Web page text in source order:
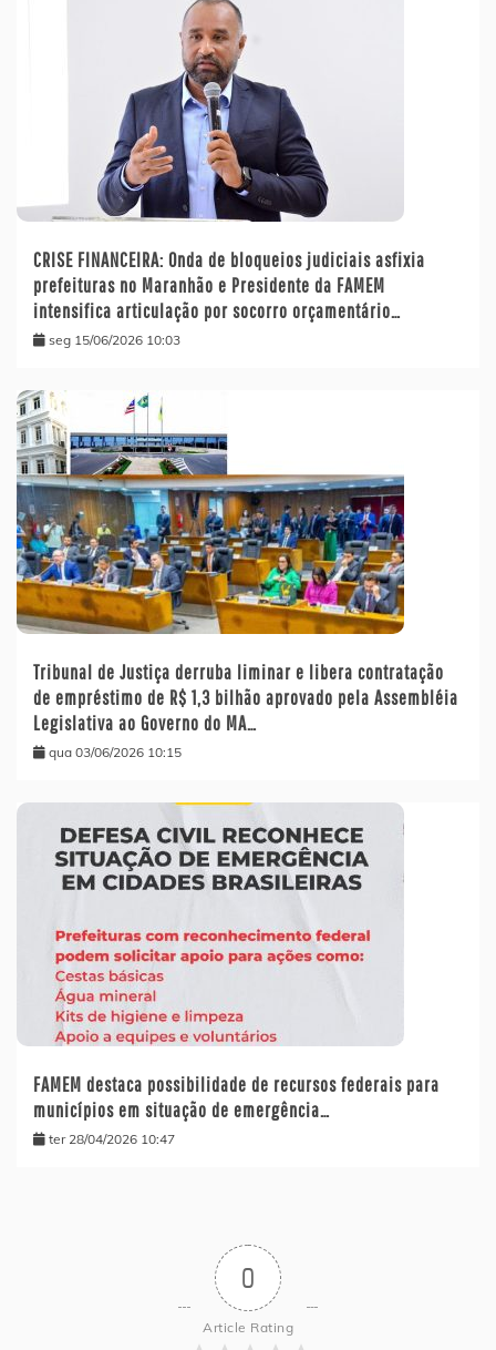
CRISE FINANCEIRA: Onda de bloqueios judiciais asfixia
prefeituras no Maranhão e Presidente da FAMEM
intensifica articulação por socorro orçamentário…
seg 15/06/2026 10:03
Tribunal de Justiça derruba liminar e libera contratação
de empréstimo de R$ 1,3 bilhão aprovado pela Assembléia
Legislativa ao Governo do MA…
qua 03/06/2026 10:15
FAMEM destaca possibilidade de recursos federais para
municípios em situação de emergência…
ter 28/04/2026 10:47
0
Article Rating